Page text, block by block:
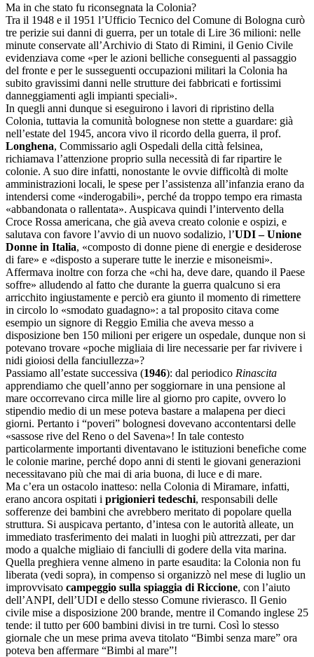
Ma in che stato fu riconsegnata la Colonia?
Tra il 1948 e il 1951 l’Ufficio Tecnico del Comune di Bologna curò
tre perizie sui danni di guerra, per un totale di Lire 36 milioni: nelle
minute conservate all’Archivio di Stato di Rimini, il Genio Civile
evidenziava come «per le azioni belliche conseguenti al passaggio
del fronte e per le susseguenti occupazioni militari la Colonia ha
subito gravissimi danni nelle strutture dei fabbricati e fortissimi
danneggiamenti agli impianti speciali».
In quegli anni dunque si eseguirono i lavori di ripristino della
Colonia, tuttavia la comunità bolognese non stette a guardare: già
nell’estate del 1945, ancora vivo il ricordo della guerra, il prof.
Longhena, Commissario agli Ospedali della città felsinea,
richiamava l’attenzione proprio sulla necessità di far ripartire le
colonie. A suo dire infatti, nonostante le ovvie difficoltà di molte
amministrazioni locali, le spese per l’assistenza all’infanzia erano da
intendersi come «inderogabili», perché da troppo tempo era rimasta
«abbandonata o rallentata». Auspicava quindi l’intervento della
Croce Rossa americana, che già aveva creato colonie e ospizi, e
salutava con favore l’avvio di un nuovo sodalizio, l’UDI – Unione
Donne in Italia, «composto di donne piene di energie e desiderose
di fare» e «disposto a superare tutte le inerzie e misoneismi».
Affermava inoltre con forza che «chi ha, deve dare, quando il Paese
soffre» alludendo al fatto che durante la guerra qualcuno si era
arricchito ingiustamente e perciò era giunto il momento di rimettere
in circolo lo «smodato guadagno»: a tal proposito citava come
esempio un signore di Reggio Emilia che aveva messo a
disposizione ben 150 milioni per erigere un ospedale, dunque non si
potevano trovare «poche migliaia di lire necessarie per far rivivere i
nidi gioiosi della fanciullezza»?
Passiamo all’estate successiva (1946): dal periodico Rinascita
apprendiamo che quell’anno per soggiornare in una pensione al
mare occorrevano circa mille lire al giorno pro capite, ovvero lo
stipendio medio di un mese poteva bastare a malapena per dieci
giorni. Pertanto i “poveri” bolognesi dovevano accontentarsi delle
«sassose rive del Reno o del Savena»! In tale contesto
particolarmente importanti diventavano le istituzioni benefiche come
le colonie marine, perché dopo anni di stenti le giovani generazioni
necessitavano più che mai di aria buona, di luce e di mare.
Ma c’era un ostacolo inatteso: nella Colonia di Miramare, infatti,
erano ancora ospitati i prigionieri tedeschi, responsabili delle
sofferenze dei bambini che avrebbero meritato di popolare quella
struttura. Si auspicava pertanto, d’intesa con le autorità alleate, un
immediato trasferimento dei malati in luoghi più attrezzati, per dar
modo a qualche migliaio di fanciulli di godere della vita marina.
Quella preghiera venne almeno in parte esaudita: la Colonia non fu
liberata (vedi sopra), in compenso si organizzò nel mese di luglio un
improvvisato campeggio sulla spiaggia di Riccione, con l’aiuto
dell’ANPI, dell’UDI e dello stesso Comune rivierasco. Il Genio
civile mise a disposizione 200 brande, mentre il Comando inglese 25
tende: il tutto per 600 bambini divisi in tre turni. Così lo stesso
giornale che un mese prima aveva titolato “Bimbi senza mare” ora
poteva ben affermare “Bimbi al mare”!